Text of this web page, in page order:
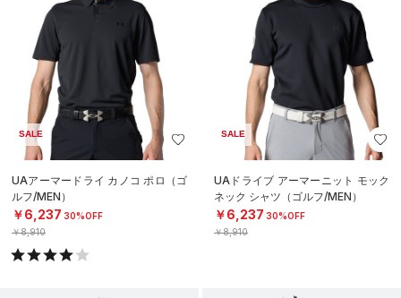
SALE
UAアーマードライ カノコ ポロ（ゴ
ルフ/MEN）
￥6,237 30%OFF
￥8,910
SALE
UAドライブ アーマーニット モック
ネック シャツ（ゴルフ/MEN）
￥6,237 30%OFF
￥8,910